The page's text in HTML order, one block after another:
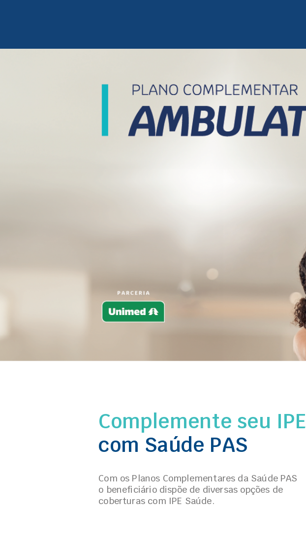
Complemente seu IPE
com Saúde PAS
Com os Planos Complementares da Saúde PAS
o beneficiário dispõe de diversas opções de
coberturas com IPE Saúde.